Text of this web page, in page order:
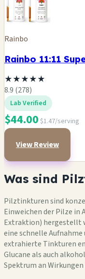
Rainbo
Rainbo 11:11
★★★★★
8.9 (278)
Lab Verified
$44.00 $1.47/serving
View Review
Was sind
Pilztinkturen sind
Einweichen der Pilze in
Extraktion) hergestellt
eine schnelle Aufnahme
extrahierte Tinkturen
Glucane als auch
Spektrum an Wirkungen